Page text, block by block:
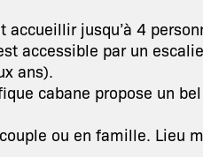
jusqu’à 4
accessible par un
ans).
cabane propose un
ou en famille. Lieu